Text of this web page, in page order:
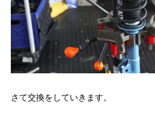
さて交換をしていきます。